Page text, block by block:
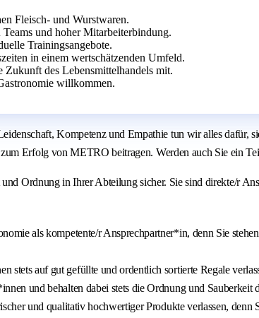
Fleisch- und Wurstwaren.
und hoher Mitarbeiterbindung.
Trainingsangebote.
in einem wertschätzenden Umfeld.
Zukunft des Lebensmittelhandels mit.
willkommen.
Kompetenz und Empathie tun wir alles dafür,
Erfolg von METRO beitragen. Werden auch Sie ein
Ordnung in Ihrer Abteilung sicher. Sie sind direkte/r
als kompetente/r Ansprechpartner*in, denn Sie
stets auf gut gefüllte und ordentlich sortierte Regale
und behalten dabei stets die Ordnung und
und qualitativ hochwertiger Produkte verlassen, denn